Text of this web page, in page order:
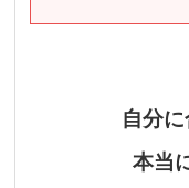
自分
本当